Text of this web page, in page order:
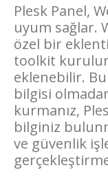
Plesk Panel,
uyum sağlar.
özel bir
toolkit
eklenebilir.
bilgisi
kurmanız,
bilginiz
ve güvenlik